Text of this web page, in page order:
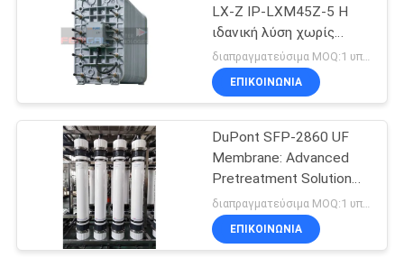
Ultrafiltration
σύστημα
κατεργασίας
ύδατος
LX-Z IP-LXM45Z-5 Η
ιδανική λύση χωρίς
χημικά για νερό υψηλής
καθαρότητας στη
βιομηχανία ποτών
διαπραγματεύσιμα MOQ:1 υπολογιστή
ΕΠΙΚΟΙΝΩΝΙΑ
DuPont SFP-2860 UF
Membrane: Advanced
Pretreatment Solution
for Pretreatment for RO
Systems
διαπραγματεύσιμα MOQ:1 υπολογιστή
ΕΠΙΚΟΙΝΩΝΙΑ